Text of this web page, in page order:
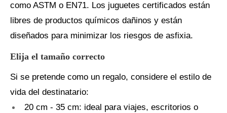
como ASTM o EN71. Los juguetes certificados están
libres de productos químicos dañinos y están
diseñados para minimizar los riesgos de asfixia.
Elija el tamaño correcto
Si se pretende como un regalo, considere el estilo de
vida del destinatario:
20 cm - 35 cm: ideal para viajes, escritorios o